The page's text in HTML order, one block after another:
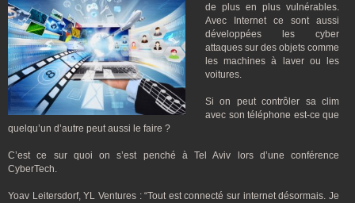
de plus en plus vulnérables.
Avec Internet ce sont aussi
développées les cyber
attaques sur des objets comme
les machines à laver ou les
voitures.
Si on peut contrôler sa clim
avec son téléphone est-ce que
quelqu’un d’autre peut aussi le faire ?
C’est ce sur quoi on s’est penché à Tel Aviv lors d’une conférence
CyberTech.
Yoav Leitersdorf, YL Ventures : “Tout est connecté sur internet désormais. Je